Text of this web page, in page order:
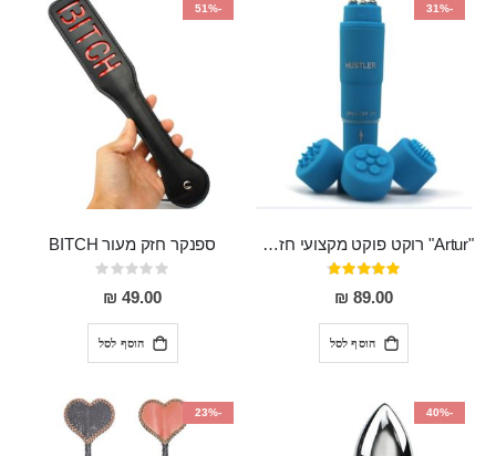
-31%
"Artur" רוקט פוקט מקצועי חזק במיוחד
דירוג:
95%
89.00 ₪
הוסף לסל
-51%
ספנקר חזק מעור BITCH
Rating:
0%
49.00 ₪
הוסף לסל
-40%
-23%